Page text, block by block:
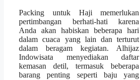
Packing untuk Haji memerlukan
pertimbangan berhati-hati karena
Anda akan habiskan beberapa hari
dalam cuaca yang lain dan terturut
dalam beragam kegiatan. Alhijaz
Indowisata menyediakan daftar
kemasan detil, termasuk beberapa
barang penting seperti baju yang